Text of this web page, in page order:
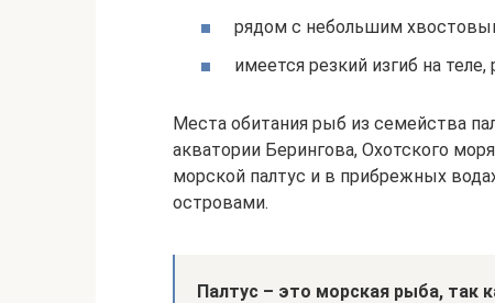
рядом с небольшим
имеется резкий изгиб на
Места обитания рыб из семейства
акватории Берингова, Охотского
морской палтус и в прибрежных
островами.
Палтус – это морская рыба, так